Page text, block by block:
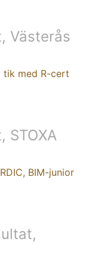
Västerås
tik med R-cert
STOXA
BIM-junior